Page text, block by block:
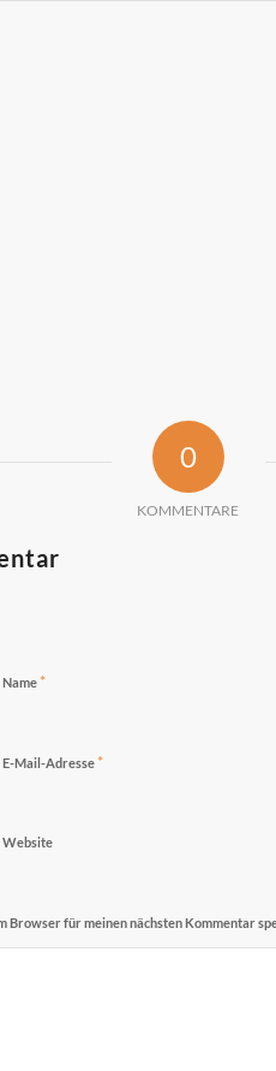
0
KOMMENTARE
Name *
E-Mail-Adresse *
Website
Browser für meinen nächsten Kommentar